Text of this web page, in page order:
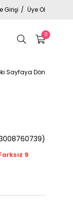
Girişi Üye Ol
0
Sayfaya Dön
9